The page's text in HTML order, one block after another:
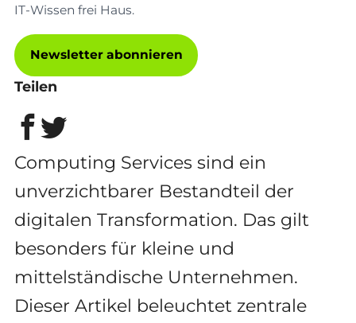
IT-Wissen frei Haus.
Newsletter abonnieren
Teilen
Computing Services sind ein
unverzichtbarer Bestandteil der
digitalen Transformation. Das gilt
besonders für kleine und
mittelständische Unternehmen.
Dieser Artikel beleuchtet zentrale